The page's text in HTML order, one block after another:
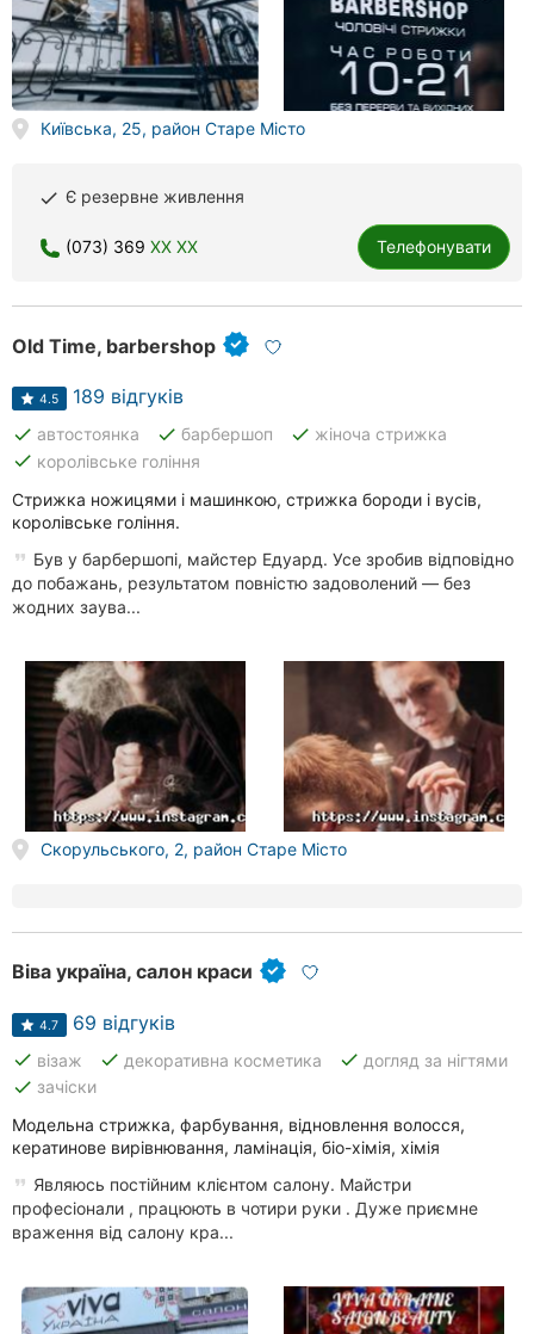
Київська, 25, район Старе Місто
done Є резервне живлення
(073) 369 XX XX Телефонувати
Old Time, barbershop
4.5 189 відгуків
done автостоянка done барбершоп done жіноча стрижка
done королівське гоління
Стрижка ножицями і машинкою, стрижка бороди і вусів,
королівське гоління.
Був у барбершопі, майстер Едуард. Усе зробив відповідно
до побажань, результатом повністю задоволений — без
жодних заува...
Скорульського, 2, район Старе Місто
Віва україна, салон краси
4.7 69 відгуків
done візаж done декоративна косметика done догляд за нігтями
done зачіски
Модельна стрижка, фарбування, відновлення волосся,
кератинове вирівнювання, ламінація, біо-хімія, хімія
Являюсь постійним клієнтом салону. Майстри
професіонали , працюють в чотири руки . Дуже приємне
враження від салону кра...